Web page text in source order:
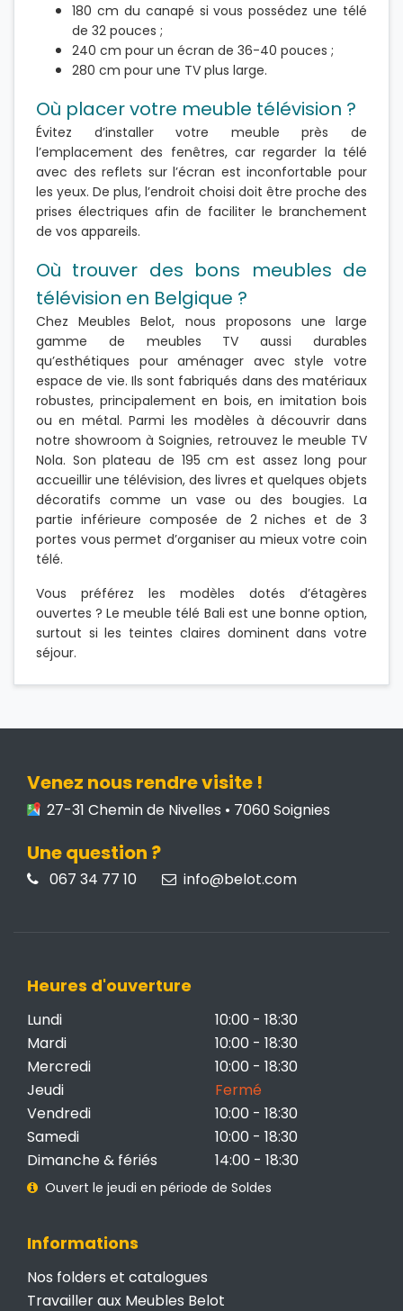
180 cm du canapé si vous possédez une télé
de 32 pouces ;
240 cm pour un écran de 36-40 pouces ;
280 cm pour une TV plus large.
Où placer votre meuble télévision ?
Évitez d’installer votre meuble près de
l’emplacement des fenêtres, car regarder la télé
avec des reflets sur l’écran est inconfortable pour
les yeux. De plus, l’endroit choisi doit être proche des
prises électriques afin de faciliter le branchement
de vos appareils.
Où trouver des bons meubles de
télévision en Belgique ?
Chez Meubles Belot, nous proposons une large
gamme de meubles TV aussi durables
qu’esthétiques pour aménager avec style votre
espace de vie. Ils sont fabriqués dans des matériaux
robustes, principalement en bois, en imitation bois
ou en métal. Parmi les modèles à découvrir dans
notre showroom à Soignies, retrouvez le meuble TV
Nola. Son plateau de 195 cm est assez long pour
accueillir une télévision, des livres et quelques objets
décoratifs comme un vase ou des bougies. La
partie inférieure composée de 2 niches et de 3
portes vous permet d’organiser au mieux votre coin
télé.
Vous préférez les modèles dotés d’étagères
ouvertes ? Le meuble télé Bali est une bonne option,
surtout si les teintes claires dominent dans votre
séjour.
Venez nous rendre visite !
27-31 Chemin de Nivelles • 7060 Soignies
Une question ?
067 34 77 10 info@belot.com
Heures d'ouverture
Lundi
10:00 - 18:30
Mardi
10:00 - 18:30
Mercredi
10:00 - 18:30
Jeudi
Fermé
Vendredi
10:00 - 18:30
Samedi
10:00 - 18:30
Dimanche & fériés
14:00 - 18:30
Ouvert le jeudi en période de Soldes
Informations
Nos folders et catalogues
Travailler aux Meubles Belot